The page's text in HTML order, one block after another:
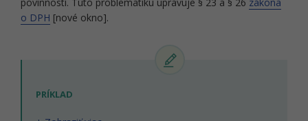
o DPH [nové okno].
PRÍKLAD